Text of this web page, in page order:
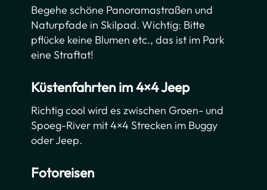
Begehe schöne Panoramastraßen und
Naturpfade in Skilpad. Wichtig: Bitte
pflücke keine Blumen etc., das ist im Park
eine Straftat!
Küstenfahrten im 4×4 Jeep
Richtig cool wird es zwischen Groen- und
Spoeg-River mit 4×4 Strecken im Buggy
oder Jeep.
Fotoreisen